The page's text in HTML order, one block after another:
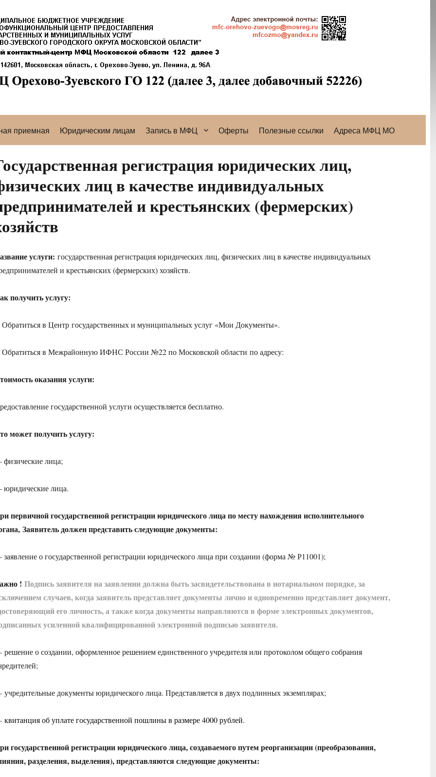
приемная Юридическим лицам Запись в МФЦ Оферты Полезные ссылки Адреса МФЦ МО
регистрация юридических лиц,
лиц в качестве индивидуальных
и крестьянских (фермерских)
услуги: государственная регистрация юридических лиц, физических лиц в качестве индивидуальных
и крестьянских (фермерских) хозяйств.
получить услугу:
Обратиться в Центр государственных и муниципальных услуг «Мои Документы».
Обратиться в Межрайонную ИФНС России №22 по Московской области по адресу:
оказания услуги:
государственной услуги осуществляется бесплатно.
может получить услугу:
лица;
лица.
первичной государственной регистрации юридического лица по месту нахождения исполнительного
Заявитель должен представить следующие документы:
о государственной регистрации юридического лица при создании (форма № Р11001);
! Подпись заявителя на заявлении должна быть засвидетельствована в нотариальном порядке, за
случаев, когда заявитель представляет документы лично и одновременно представляет документ,
его личность, а также когда документы направляются в форме электронных документов,
усиленной квалифицированной электронной подписью заявителя.
о создании, оформленное решением единственного учредителя или протоколом общего собрания
документы юридического лица. Представляется в двух подлинных экземплярах;
квитанция об уплате государственной пошлины в размере 4000 рублей.
государственной регистрации юридического лица, создаваемого путем реорганизации (преобразования,
разделения, выделения), представляются следующие документы: